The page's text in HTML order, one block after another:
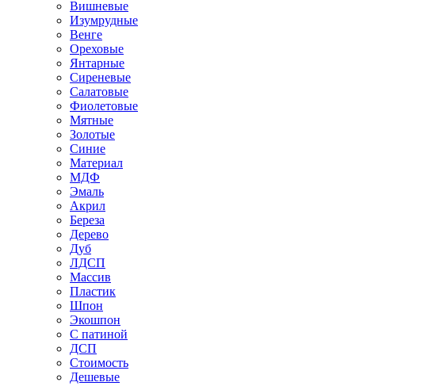
Вишневые
Изумрудные
Венге
Ореховые
Янтарные
Сиреневые
Салатовые
Фиолетовые
Мятные
Золотые
Синие
Материал
МДФ
Эмаль
Акрил
Береза
Дерево
Дуб
ЛДСП
Массив
Пластик
Шпон
Экошпон
С патиной
ДСП
Стоимость
Дешевые